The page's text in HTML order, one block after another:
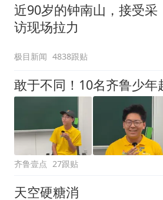
近90岁的钟南山，接受采
访现场拉力
极目新闻 4838跟贴
齐鲁壹点 27跟贴
天空硬糖消